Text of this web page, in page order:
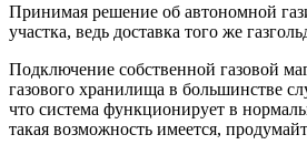
Принимая решение об автономной
участка, ведь доставка того же
Подключение собственной газовой
газового хранилища в большинстве
что система функционирует в
такая возможность имеется,